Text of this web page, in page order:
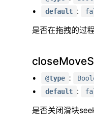
default :
是否在拖拽的过
@type :
default :
是否关闭滑块